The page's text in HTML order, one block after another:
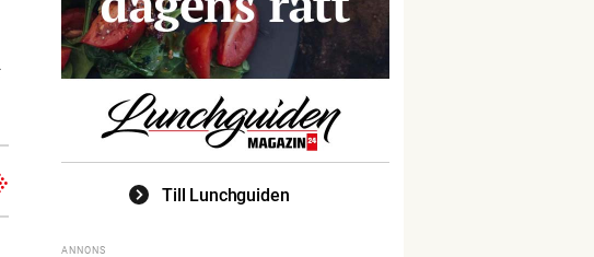
Till Lunchguiden